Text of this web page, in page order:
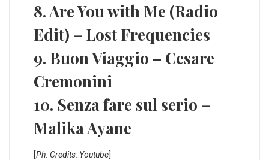
8. Are You with Me (Radio
Edit) – Lost Frequencies
9. Buon Viaggio – Cesare
Cremonini
10. Senza fare sul serio –
Malika Ayane
[Ph. Credits: Youtube